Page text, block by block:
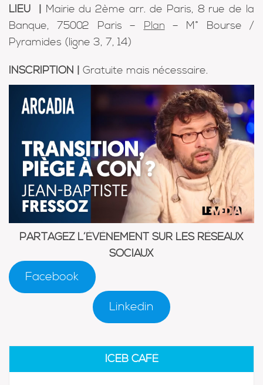
LIEU
Mairie du 2ème arr. de Paris, 8 rue de la
Banque, 75002 Paris – Plan – M° Bourse /
Pyramides (ligne 3, 7, 14)
INSCRIPTION | Gratuite mais nécessaire.
PARTAGEZ L’ÉVÉNEMENT SUR LES RÉSEAUX
SOCIAUX
Facebook
Linkedin
ICEB CAFÉ